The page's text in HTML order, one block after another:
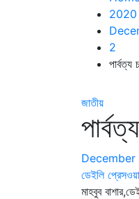
2020
2
জাতীয়
ডেইলি
মাহবুব